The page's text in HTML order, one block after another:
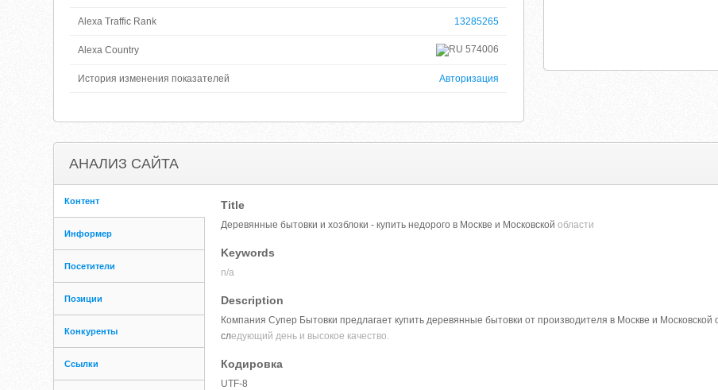
Alexa Traffic Rank 13285265
Alexa Country 574006
История изменения показателей Авторизация
АНАЛИЗ САЙТА
Контент
Информер
Посетители
Позиции
Конкуренты
Ссылки
Title
Деревянные бытовки и хозблоки - купить недорого в Москве и Московскойобласти
Keywords
n/a
Description
Компания Супер Бытовки предлагает купить деревянные бытовки от производителя в Москве и
следующий день и высокое качество.
Кодировка
UTF-8